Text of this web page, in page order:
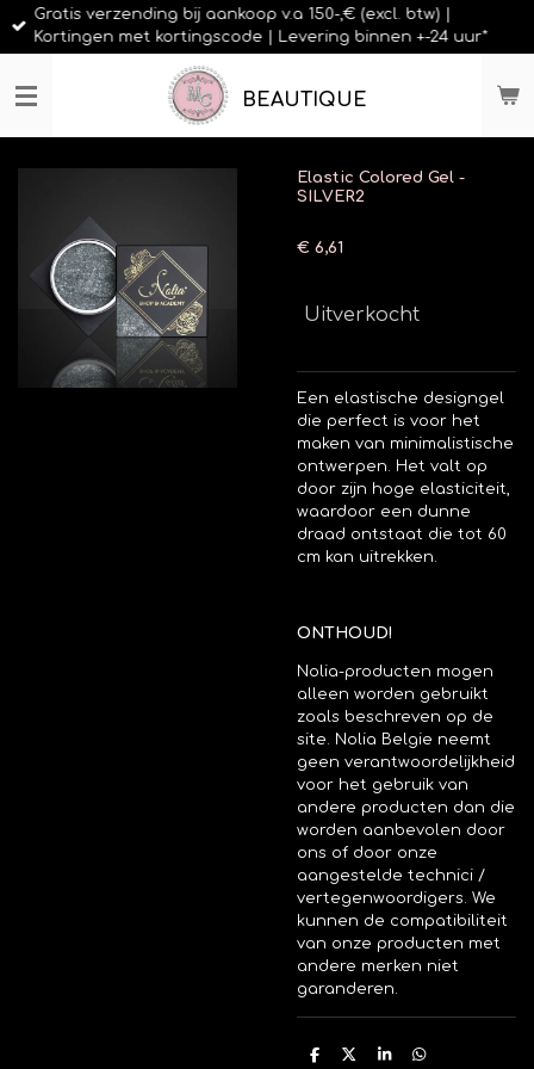
Ga
direct
de
BEAUTIQUE
Gratis verzending bij aankoop v.a 150-,€ (excl. btw) |
Kortingen met kortingscode | Levering binnen +-24 uur*
Elastic Colored Gel -
SILVER2
€ 6,61
Uitverkocht
Een elastische designgel
die perfect is voor het
maken van minimalistische
ontwerpen.
Het valt op
door zijn hoge elasticiteit,
waardoor een dunne
draad ontstaat die tot 60
cm kan uitrekken.
ONTHOUD!
Nolia-producten mogen
alleen worden gebruikt
zoals beschreven op de
site.
Nolia Belgie neemt
geen verantwoordelijkheid
voor het gebruik van
andere producten dan die
worden aanbevolen door
ons of door onze
aangestelde technici /
vertegenwoordigers. We
kunnen de compatibiliteit
van onze producten met
andere merken niet
garanderen.
D
D
S
D